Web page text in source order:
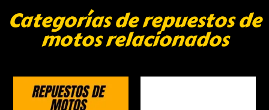
Categorías de repuestos de
motos relacionados